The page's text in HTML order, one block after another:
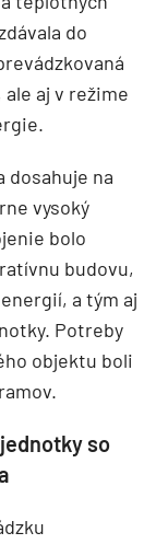
do
aj v režime
dosahuje na
vysoký
bolo
budovu,
a tým aj
Potreby
objektu boli
so